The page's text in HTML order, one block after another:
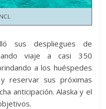
NCL
sus despliegues de
viaje a casi 350
a los huéspedes
reservar sus próximas
anticipación. Alaska y el